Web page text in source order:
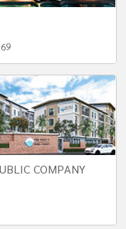
COMPANY